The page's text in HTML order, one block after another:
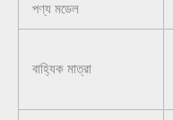
পণ্য মডেল
বাহ্যিক মাত্রা